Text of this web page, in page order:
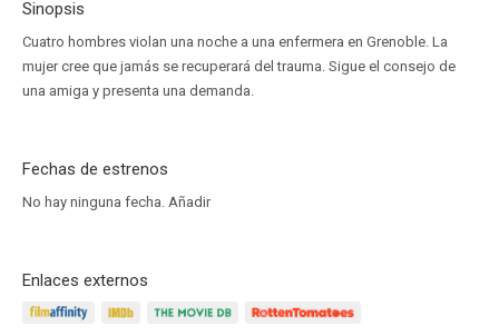
Sinopsis
Cuatro hombres violan una noche a una enfermera en Grenoble. La
mujer cree que jamás se recuperará del trauma. Sigue el consejo de
una amiga y presenta una demanda.
Fechas de estrenos
No hay ninguna fecha. Añadir
Enlaces externos